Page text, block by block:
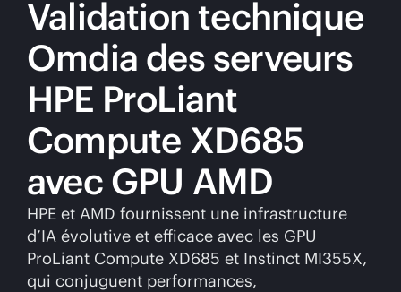
Validation technique
Omdia des serveurs
HPE ProLiant
Compute XD685
avec GPU AMD
HPE et AMD fournissent une infrastructure
d’IA évolutive et efficace avec les GPU
ProLiant Compute XD685 et Instinct MI355X,
qui conjuguent performances,